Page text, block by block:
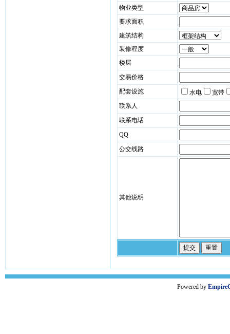
物业类型
要求面积
建筑结构
装修程度
楼层
交易价格
配套设施
水电
宽带
联系人
联系电话
QQ
公交线路
其他说明
Powered by